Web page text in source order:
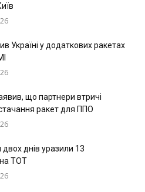
Україні у додаткових ракетах
що партнери втричі
ракет для ППО
днів уразили 13
на ТОТ